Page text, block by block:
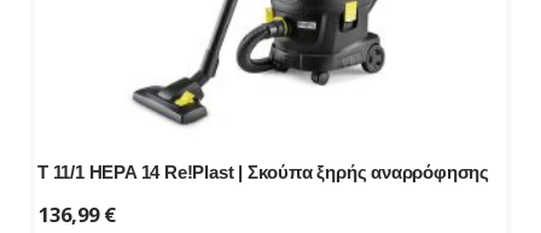
T 11/1 HEPA 14 Re!Plast | Σκούπα ξηρής αναρρόφησης
136,99€